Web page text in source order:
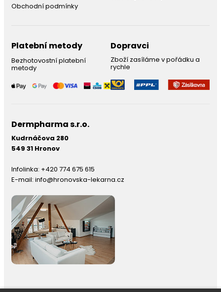
Obchodní podmínky
Platební metody
Bezhotovostní platební
metody
Dopravci
Zboží zasíláme v pořádku a
rychle
Dermpharma s.r.o.
Kudrnáčova 280
549 31 Hronov
Infolinka: +420 774 675 615
E-mail: info@hronovska-lekarna.cz